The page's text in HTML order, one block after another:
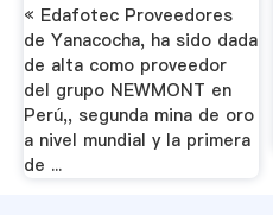
« Edafotec Proveedores
de Yanacocha, ha sido dada
de alta como proveedor
del grupo NEWMONT en
Perú,, segunda mina de oro
a nivel mundial y la primera
de ...